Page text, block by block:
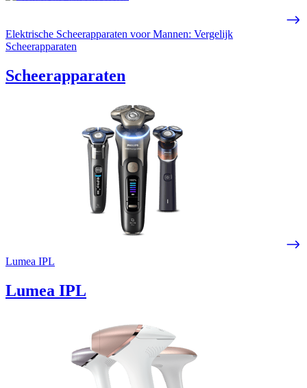
Elektrische Scheerapparaten voor Mannen: Vergelijk
Scheerapparaten
Scheerapparaten
Lumea IPL
Lumea IPL